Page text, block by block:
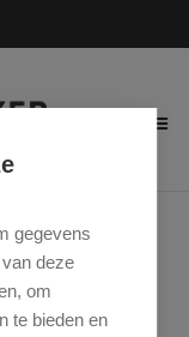
gegevens
deze
om
te bieden en